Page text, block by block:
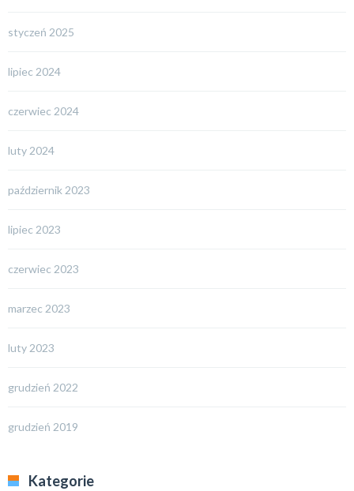
styczeń 2025
lipiec 2024
czerwiec 2024
luty 2024
październik 2023
lipiec 2023
czerwiec 2023
marzec 2023
luty 2023
grudzień 2022
grudzień 2019
Kategorie